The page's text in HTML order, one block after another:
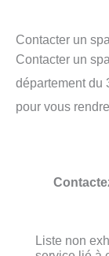
Contacter un
Contacter un
département du
pour vous
Liste non